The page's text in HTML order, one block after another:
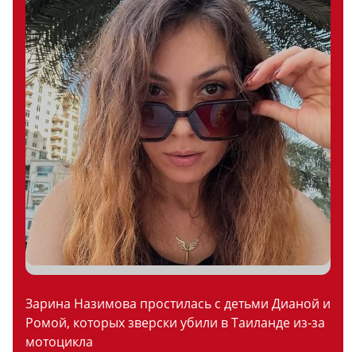
Зарина Назимова простилась с детьми Дианой и
Ромой, которых зверски убили в Таиланде из-за
мотоцикла